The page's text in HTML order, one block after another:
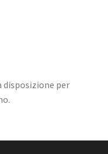
disposizione per